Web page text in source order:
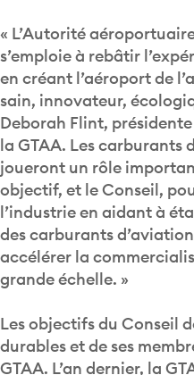
« L’Autorité
s’emploie à rebâtir
en créant l’aéroport de
sain, innovateur,
Deborah Flint,
la GTAA. Les carburants
joueront un rôle
objectif, et le Conseil,
l’industrie en aidant à
des carburants
accélérer la
grande échelle. »
Les objectifs du Conseil
durables et de ses
GTAA. L’an dernier, la